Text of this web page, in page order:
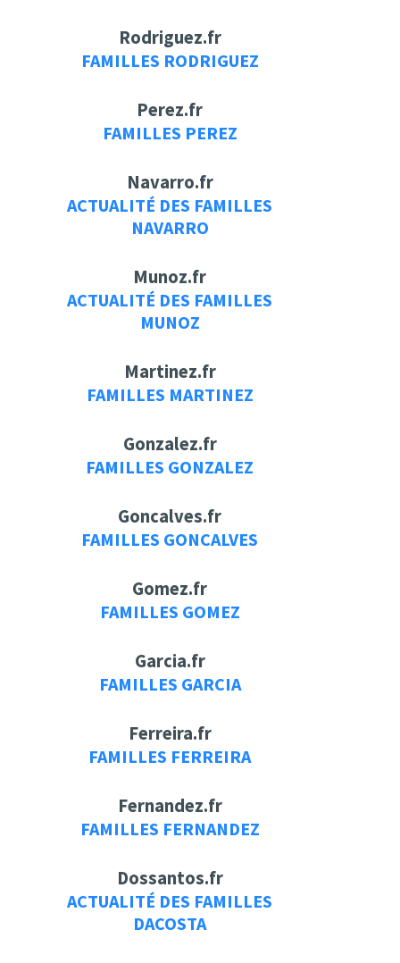
Rodriguez.fr
FAMILLES RODRIGUEZ
Perez.fr
FAMILLES PEREZ
Navarro.fr
ACTUALITÉ DES FAMILLES
NAVARRO
Munoz.fr
ACTUALITÉ DES FAMILLES
MUNOZ
Martinez.fr
FAMILLES MARTINEZ
Gonzalez.fr
FAMILLES GONZALEZ
Goncalves.fr
FAMILLES GONCALVES
Gomez.fr
FAMILLES GOMEZ
Garcia.fr
FAMILLES GARCIA
Ferreira.fr
FAMILLES FERREIRA
Fernandez.fr
FAMILLES FERNANDEZ
Dossantos.fr
ACTUALITÉ DES FAMILLES
DACOSTA